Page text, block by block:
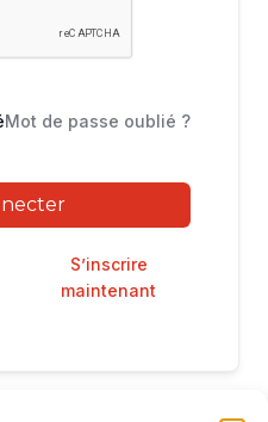
Mot de passe oublié ?
S’inscrire
maintenant